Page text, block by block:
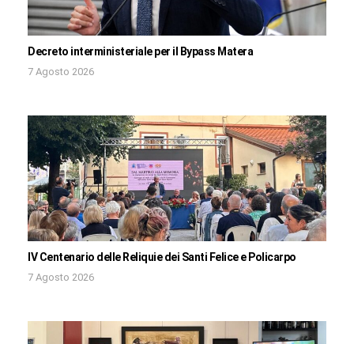
Decreto interministeriale per il Bypass Matera
7 Agosto 2026
IV Centenario delle Reliquie dei Santi Felice e Policarpo
7 Agosto 2026